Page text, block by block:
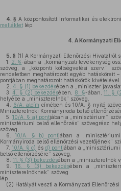
4. § A központosított informatikai és
mellékletlép.
4. A Kormányzati
5. § (1) A Kormányzati Ellenőrzési Hivatalról
1.
2. §-ában a „kormányzati tevékenység
szöveg, a „központi költségvetési szerv.”
rendeletben meghatározott egyéb
pontjában meghatározott hatáskörök
2. 4. § (1) bekezdésében a „miniszter
3.
4. § (2) bekezdésében, 8. §-ában,11. §
helyébe a „miniszterelnök” szöveg,
4.
6/A. alcím címében és 10/A. § nyitó
Miniszterelnöki Kormányiroda belső
5. 10/A. § a) pontjában a „minisztérium”
minisztériumi belső ellenőrzés” szövegrész
szöveg,
6.
10/A. § b) pontjában a
Kormányiroda belső ellenőrzési vezetőjének”
7. 10/A. § c) és d) pontjában a
belső ellenőrzésére” szöveg,
8. 11. § (3) bekezdésében a „miniszterelnök
9.
16. § (3) bekezdésében a
miniszterelnöknek” szöveg
lép.
(2) Hatályát veszti a Kormányzati Ellenőrzési